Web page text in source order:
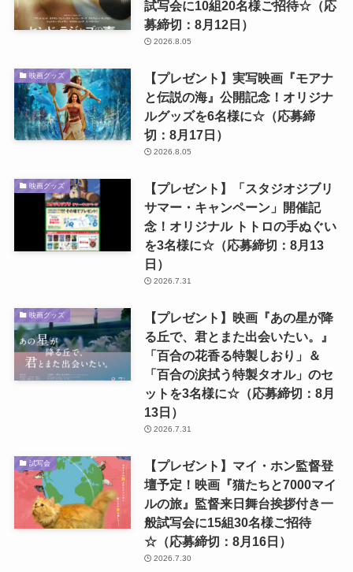
試写会に10組20名様ご招待☆（応
募締切：8月12日）
2026.8.05
映画グッズ
【プレゼント】実写映画『モアナ
と伝説の海』公開記念！オリジナ
ルグッズを6名様に☆（応募締
切：8月17日）
2026.8.05
映画グッズ
【プレゼント】「スタジオジブリ
サマー・キャンペーン」開催記
念！オリジナル トトロの手ぬぐい
を3名様に☆（応募締切：8月13
日）
2026.7.31
映画グッズ
【プレゼント】映画『あの星が降
る丘で、君とまた出会いたい。』
「百合の花香る特製しおり」＆
「百合の涙拭う特製タオル」のセ
ットを3名様に☆（応募締切：8月
13日）
2026.7.31
試写会
【プレゼント】マイ・ホン監督登
壇予定！映画『猫たちと7000マイ
ルの旅』監督来日舞台挨拶付き一
般試写会に15組30名様ご招待
☆（応募締切：8月16日）
2026.7.30